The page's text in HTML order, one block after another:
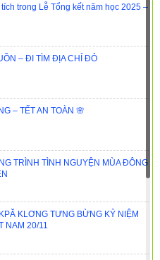
Glucotrust
ngày 09/7/2018 về việc Triển
năm 2018
đào tạo đại học tại tỉnh Đắk
học hệ chính quy; tuyển sinh
ngành đào tạo giáo viên hệ chính
trong Lễ Tổng kết năm học 2025 –
– ĐI TÌM ĐỊA CHỈ ĐỎ
– TẾT AN TOÀN 🌸
TRÌNH TÌNH NGUYỆN MÙA ĐÔNG
KLƠNG TƯNG BỪNG KỶ NIỆM
NAM 20/11